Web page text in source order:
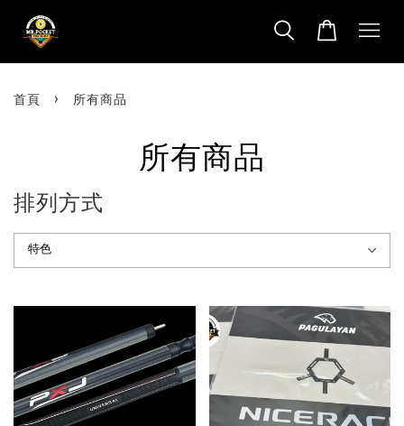
首頁 › 所有商品
所有商品
排列方式